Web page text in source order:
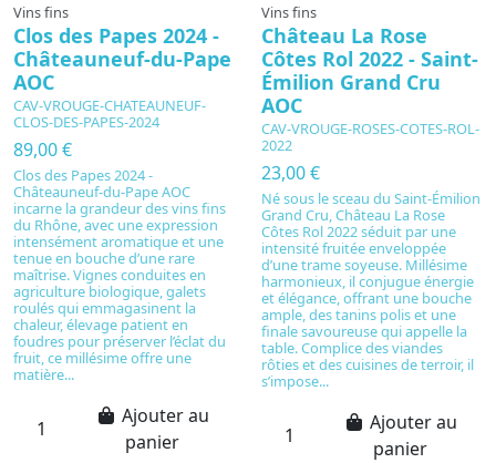
Vins fins
Clos des Papes 2024 -
Châteauneuf-du-Pape
AOC
CAV-VROUGE-CHATEAUNEUF-
CLOS-DES-PAPES-2024
89,00 €
Clos des Papes 2024 -
Châteauneuf-du-Pape AOC
incarne la grandeur des vins fins
du Rhône, avec une expression
intensément aromatique et une
tenue en bouche d’une rare
maîtrise. Vignes conduites en
agriculture biologique, galets
roulés qui emmagasinent la
chaleur, élevage patient en
foudres pour préserver l’éclat du
fruit, ce millésime offre une
matière...
Ajouter au
panier
Vins fins
Château La Rose
Côtes Rol 2022 - Saint-
Émilion Grand Cru
AOC
CAV-VROUGE-ROSES-COTES-ROL-
2022
23,00 €
Né sous le sceau du Saint-Émilion
Grand Cru, Château La Rose
Côtes Rol 2022 séduit par une
intensité fruitée enveloppée
d’une trame soyeuse. Millésime
harmonieux, il conjugue énergie
et élégance, offrant une bouche
ample, des tanins polis et une
finale savoureuse qui appelle la
table. Complice des viandes
rôties et des cuisines de terroir, il
s’impose...
Ajouter au
panier